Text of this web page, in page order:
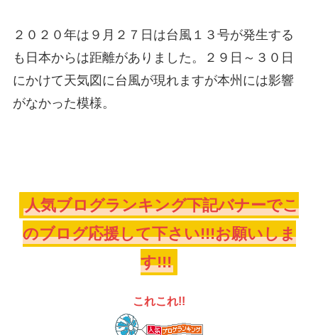
２０２０年は９月２７日は台風１３号が発生する
も日本からは距離がありました。２９日～３０日
にかけて天気図に台風が現れますが本州には影響
がなかった模様。
人気ブログランキング下記バナーでこ
のブログ応援して下さい!!!お願いしま
す!!!
これこれ!!